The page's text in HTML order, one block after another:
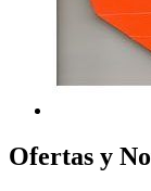
Ofertas y